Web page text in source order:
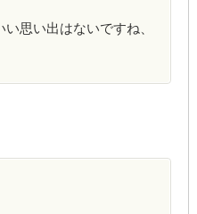
思い出はないですね、